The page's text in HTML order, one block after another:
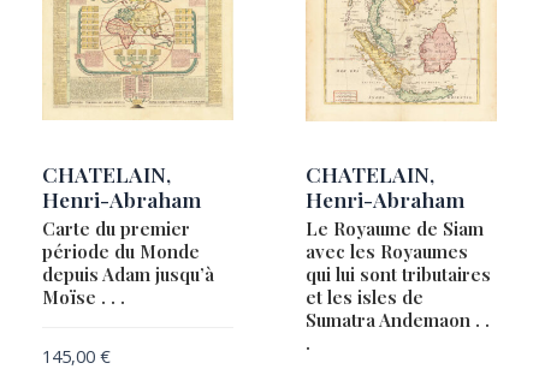
CHATELAIN,
Henri-Abraham
Carte du premier
période du Monde
depuis Adam jusqu’à
Moïse . . .
145,00 €
CHATELAIN,
Henri-Abraham
Le Royaume de Siam
avec les Royaumes
qui lui sont tributaires
et les isles de
Sumatra Andemaon . .
.